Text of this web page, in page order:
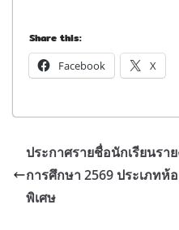
Share this:
Facebook X
ประกาศรายชื่อนักเรียนร
การศึกษา 2569 ประเภทห้
พิเศษ